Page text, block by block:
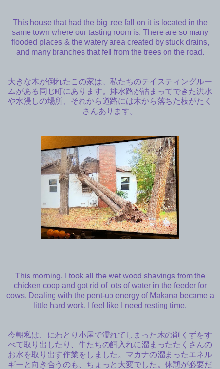
This house that had the big tree fall on it is located in the
same town where our tasting room is. There are so many
flooded places & the watery area created by stuck drains,
and many branches that fell from the trees on the road.
大きな木が倒れたこの家は、私たちのテイスティングルー
ムがある同じ町にあります。排水路が詰まってできた洪水
や水浸しの場所、それから道路には木から落ちた枝がたく
さんあります。
This morning, I took all the wet wood shavings from the
chicken coop and got rid of lots of water in the feeder for
cows. Dealing with the pent-up energy of Makana became a
little hard work. I feel like I need resting time.
今朝私は、にわとり小屋で濡れてしまった木の削くずをす
べて取り出したり、牛たちの餌入れに溜まったたくさんの
お水を取り出す作業をしました。マカナの溜まったエネル
ギーと向き合うのも、ちょっと大変でした。休憩が必要だ